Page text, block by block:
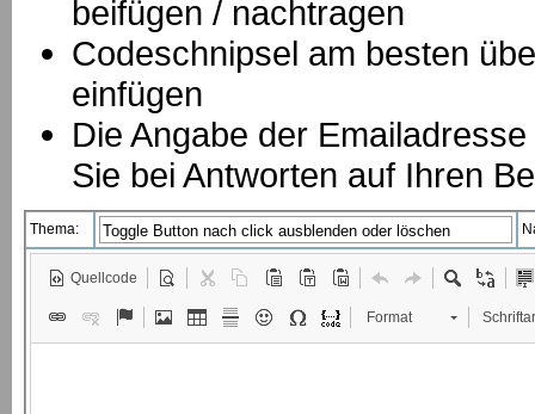
beifügen / nachtragen
Codeschnipsel am besten
einfügen
Die Angabe der
Sie bei Antworten auf Ihren
Thema:
Quellcode
Format